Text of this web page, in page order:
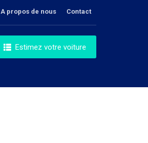
A propos de nous Contact
Estimez votre voiture